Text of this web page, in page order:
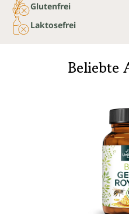
Glutenfrei
Laktosefrei
Beliebte